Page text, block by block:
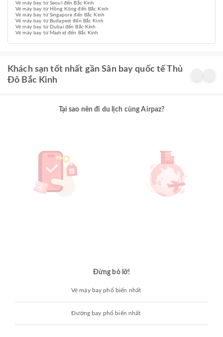
Vé máy bay từ Seoul đến Bắc Kinh
Vé máy bay từ Hồng Kông đến Bắc Kinh
Vé máy bay từ Singapore đến Bắc Kinh
Vé máy bay từ Budapest đến Bắc Kinh
Vé máy bay từ Dubai đến Bắc Kinh
Vé máy bay từ Madrid đến Bắc Kinh
Khách sạn tốt nhất gần Sân bay quốc tế Thủ
Đô Bắc Kinh
Tại sao nên đi du lịch cùng Airpaz?
Đừng bỏ lỡ!
Vé máy bay phổ biến nhất
Đường bay phổ biến nhất